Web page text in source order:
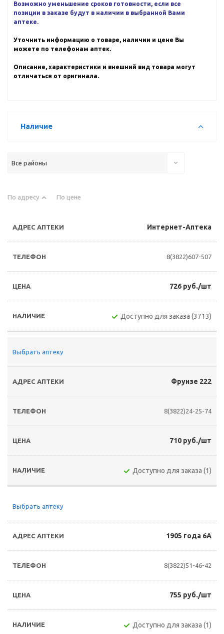
Возможно уменьшение сроков готовности, если все
позиции в заказе будут в наличии в выбранной Вами
аптеке.
Уточнить информацию о товаре, наличии и цене Вы
можете по телефонам аптек.
Описание, характеристики и внешний вид товара могут
отличаться от оригинала.
Наличие
Все районы
По адресу По цене
Интернет-Аптека
8(3822)607-507
726 руб./шт
Доступно для заказа (3713)
Выбрать аптеку
Фрунзе 222
8(3822)24-25-74
710 руб./шт
Доступно для заказа (1)
Выбрать аптеку
1905 года 6А
8(3822)51-46-42
755 руб./шт
Доступно для заказа (1)